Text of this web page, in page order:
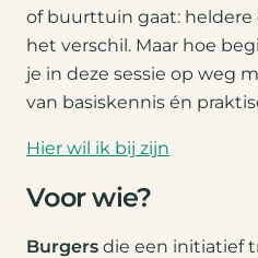
of buurttuin gaat:
het verschil. Maar hoe
je in deze sessie op weg
van basiskennis én
Hier wil ik bij zijn
Voor wie?
Burgers die een initiatief